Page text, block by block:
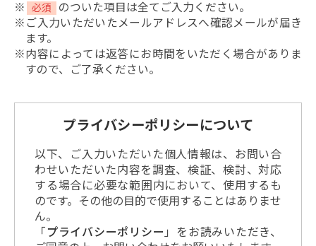
※ 必須
のついた項目は全てご入力ください。
※ご入力いただいたメールアドレスへ確認メールが届き
ます。
※内容によっては返答にお時間をいただく場合がありま
すので、ご了承ください。
プライバシーポリシーについて
以下、ご入力いただいた個人情報は、お問い合
わせいただいた内容を調査、検証、検討、対応
する場合に必要な範囲内において、使用するも
のです。その他の目的で使用することはありませ
ん。
「 プライバシーポリシー 」をお読みいただき、